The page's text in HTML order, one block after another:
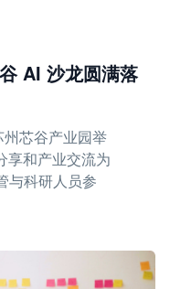
AI 沙龙圆满落
芯谷产业园举
享和产业交流为
与科研人员参